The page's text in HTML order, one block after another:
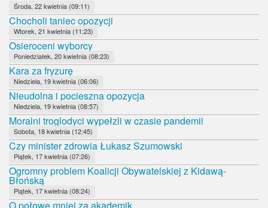
Środa, 22 kwietnia (09:11)
Chocholi taniec opozycji
Wtorek, 21 kwietnia (11:23)
Osieroceni wyborcy
Poniedziałek, 20 kwietnia (08:23)
Kara za fryzurę
Niedziela, 19 kwietnia (06:06)
Nieudolna i pocieszna opozycja
Niedziela, 19 kwietnia (08:57)
Moralni troglodyci wypełzli w czasie pandemii
Sobota, 18 kwietnia (12:45)
Czy minister zdrowia Łukasz Szumowski
Piątek, 17 kwietnia (07:26)
Ogromny problem Koalicji Obywatelskiej z Kidawą-
Błońską
Piątek, 17 kwietnia (08:24)
O połowę mniej za akademik